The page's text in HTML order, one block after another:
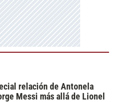
relación de Antonela
Messi más allá de Lionel